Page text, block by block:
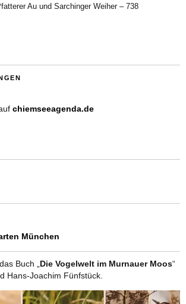
Au und Sarchinger Weiher – 738
chiemseeagenda.de
München
Buch „Die Vogelwelt im Murnauer Moos“
Hans-Joachim Fünfstück.